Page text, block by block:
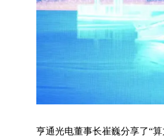
亨通光电董事长崔巍分享了“